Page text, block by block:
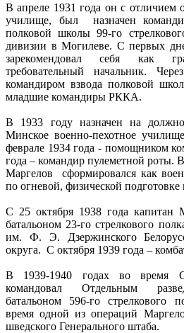
В апреле 1931 года он с отличием
училище, был назначен
полковой школы 99-го
дивизии в Могилеве. С первых
зарекомендовал себя как
требовательный начальник.
командиром взвода полковой
младшие командиры РККА.
В 1933 году назначен на
Минское военно-пехотное
феврале 1934 года - помощником
года – командир пулеметной роты.
Маргелов сформировался как
по огневой, физической подготовке
С 25 октября 1938 года капитан
батальоном 23-го стрелкового
им. Ф. Э. Дзержинского
округа. С октября 1939 года –
В 1939-1940 годах во время
командовал Отдельным
батальоном 596-го стрелкового
время одной из операций
шведского Генерального штаба.